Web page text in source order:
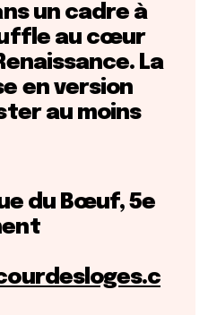
un cadre à
au cœur
La
en version
au moins
du Bœuf, 5e